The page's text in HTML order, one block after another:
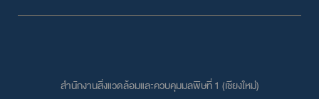
สำนักงานสิ่งแวดล้อมและควบคุมมลพิษที่ 1 (เชียงใหม่่)